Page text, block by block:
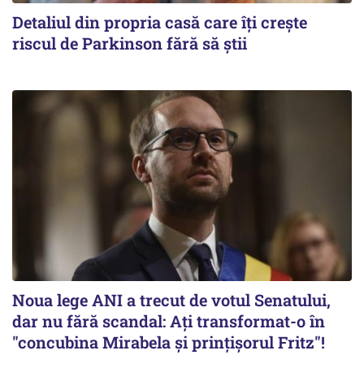
Detaliul din propria casă care îți crește
riscul de Parkinson fără să știi
Noua lege ANI a trecut de votul Senatului,
dar nu fără scandal: Ați transformat-o în
"concubina Mirabela şi prinţişorul Fritz"!